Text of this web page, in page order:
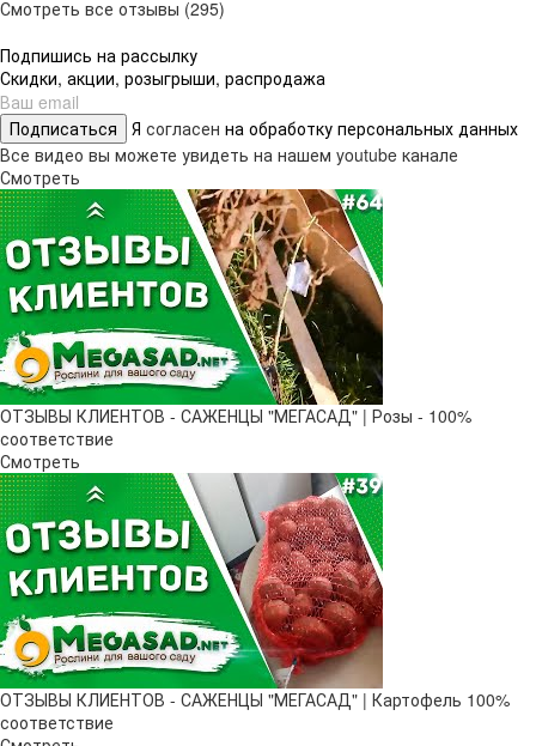
Смотреть все отзывы (295)
Подпишись на рассылку
Скидки, акции, розыгрыши, распродажа
Подписаться Я согласен на обработку персональных данных
Все видео вы можете увидеть на нашем youtube канале
Смотреть
ОТЗЫВЫ КЛИЕНТОВ - САЖЕНЦЫ "МЕГАСАД" | Розы - 100%
соответствие
Смотреть
ОТЗЫВЫ КЛИЕНТОВ - САЖЕНЦЫ "МЕГАСАД" | Картофель 100%
соответствие